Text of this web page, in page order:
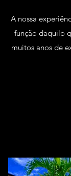
A nossa
função daquilo
muitos anos de